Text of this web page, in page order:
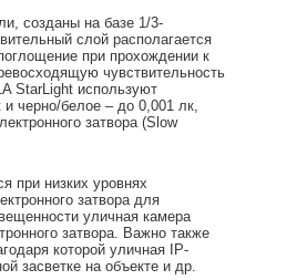
созданы на базе 1/3-
слой располагается
при прохождении к
чувствительность
StarLight используют
черно/белое – до 0,001 лк,
затвора (Slow
при низких уровнях
затвора для
уличная камера
затвора. Важно также
которой уличная IP-
засветке на объекте и др.